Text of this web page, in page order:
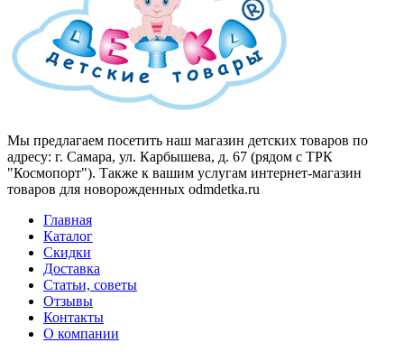
Мы предлагаем посетить наш магазин детских товаров по
адресу: г. Самара, ул. Карбышева, д. 67 (рядом с ТРК
"Космопорт"). Также к вашим услугам интернет-магазин
товаров для новорожденных odmdetka.ru
Главная
Каталог
Скидки
Доставка
Статьи, советы
Отзывы
Контакты
О компании